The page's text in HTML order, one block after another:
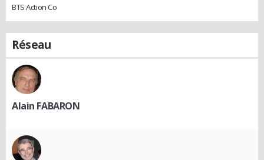
BTS Action Co
Réseau
Alain FABARON